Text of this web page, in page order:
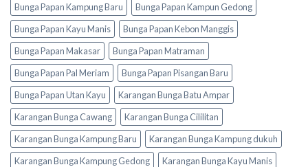
Bunga Papan Kampung Baru
Bunga Papan Kampun Gedong
Bunga Papan Kayu Manis
Bunga Papan Kebon Manggis
Bunga Papan Makasar
Bunga Papan Matraman
Bunga Papan Pal Meriam
Bunga Papan Pisangan Baru
Bunga Papan Utan Kayu
Karangan Bunga Batu Ampar
Karangan Bunga Cawang
Karangan Bunga Cililitan
Karangan Bunga Kampung Baru
Karangan Bunga Kampung dukuh
Karangan Bunga Kampung Gedong
Karangan Bunga Kayu Manis